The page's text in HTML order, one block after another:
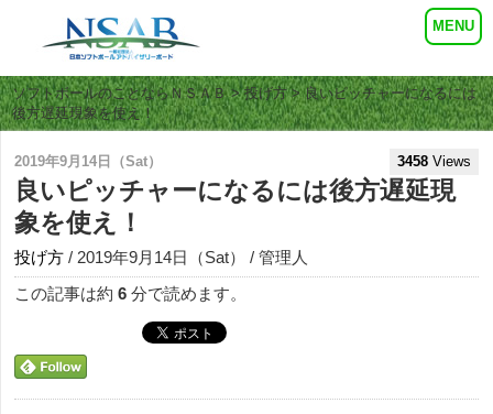
ソフトボールのことならＮＳＡＢ>投げ方> 良いピッチャーになるには
後方遅延現象を使え！
2019年9月14日（Sat） 3458 Views
良いピッチャーになるには後方遅延現
象を使え！
投げ方 / 2019年9月14日（Sat） / 管理人
この記事は約 6 分で読めます。